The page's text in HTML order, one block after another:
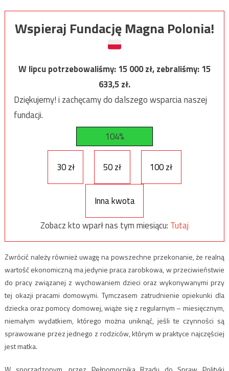
Wspieraj Fundację Magna Polonia!
W lipcu potrzebowaliśmy:15 000zł, zebraliśmy:15
633,5zł.
Dziękujemy! i zachęcamy do dalszego wsparcia naszej
fundacji.
104%
30 zł 50 zł 100 zł
Inna kwota
Zobacz kto wparł nas tym miesiącu: Tutaj
Zwrócić należy również uwagę na powszechne przekonanie, że realną
wartość ekonomiczną ma jedynie praca zarobkowa, w przeciwieństwie
do pracy związanej z wychowaniem dzieci oraz wykonywanymi przy
tej okazji pracami domowymi. Tymczasem zatrudnienie opiekunki dla
dziecka oraz pomocy domowej, wiąże się z regularnym – miesięcznym,
niemałym wydatkiem, którego można uniknąć, jeśli te czynności są
sprawowane przez jednego z rodziców, którym w praktyce najczęściej
jest matka.